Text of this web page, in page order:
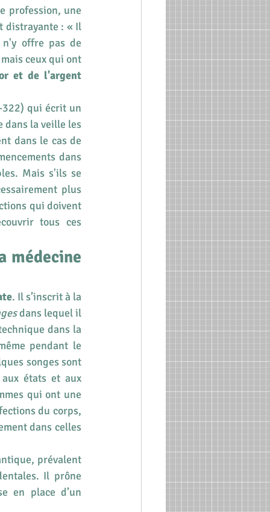
profession, une
distrayante : « Il
offre pas de
ceux qui ont
et de l'argent
qui écrit un
dans la veille les
dans le cas de
dans
Mais s'ils se
plus
qui doivent
tous ces
médecine
. Il s’inscrit à la
dans lequel il
dans la
pendant le
songes sont
états et aux
qui ont une
du corps,
dans celles
prévalent
Il prône
en place d’un